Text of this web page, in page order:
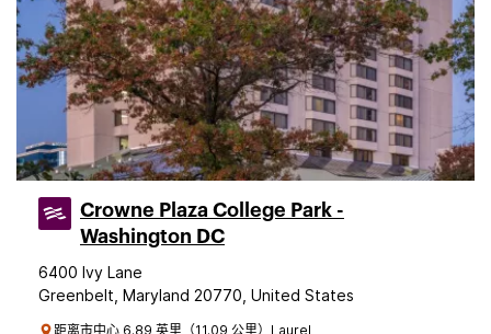
Crowne Plaza College Park -
Washington DC
6400 Ivy Lane
Greenbelt, Maryland 20770, United States
距离市中心 6.89 英里（11.09 公里）Laurel